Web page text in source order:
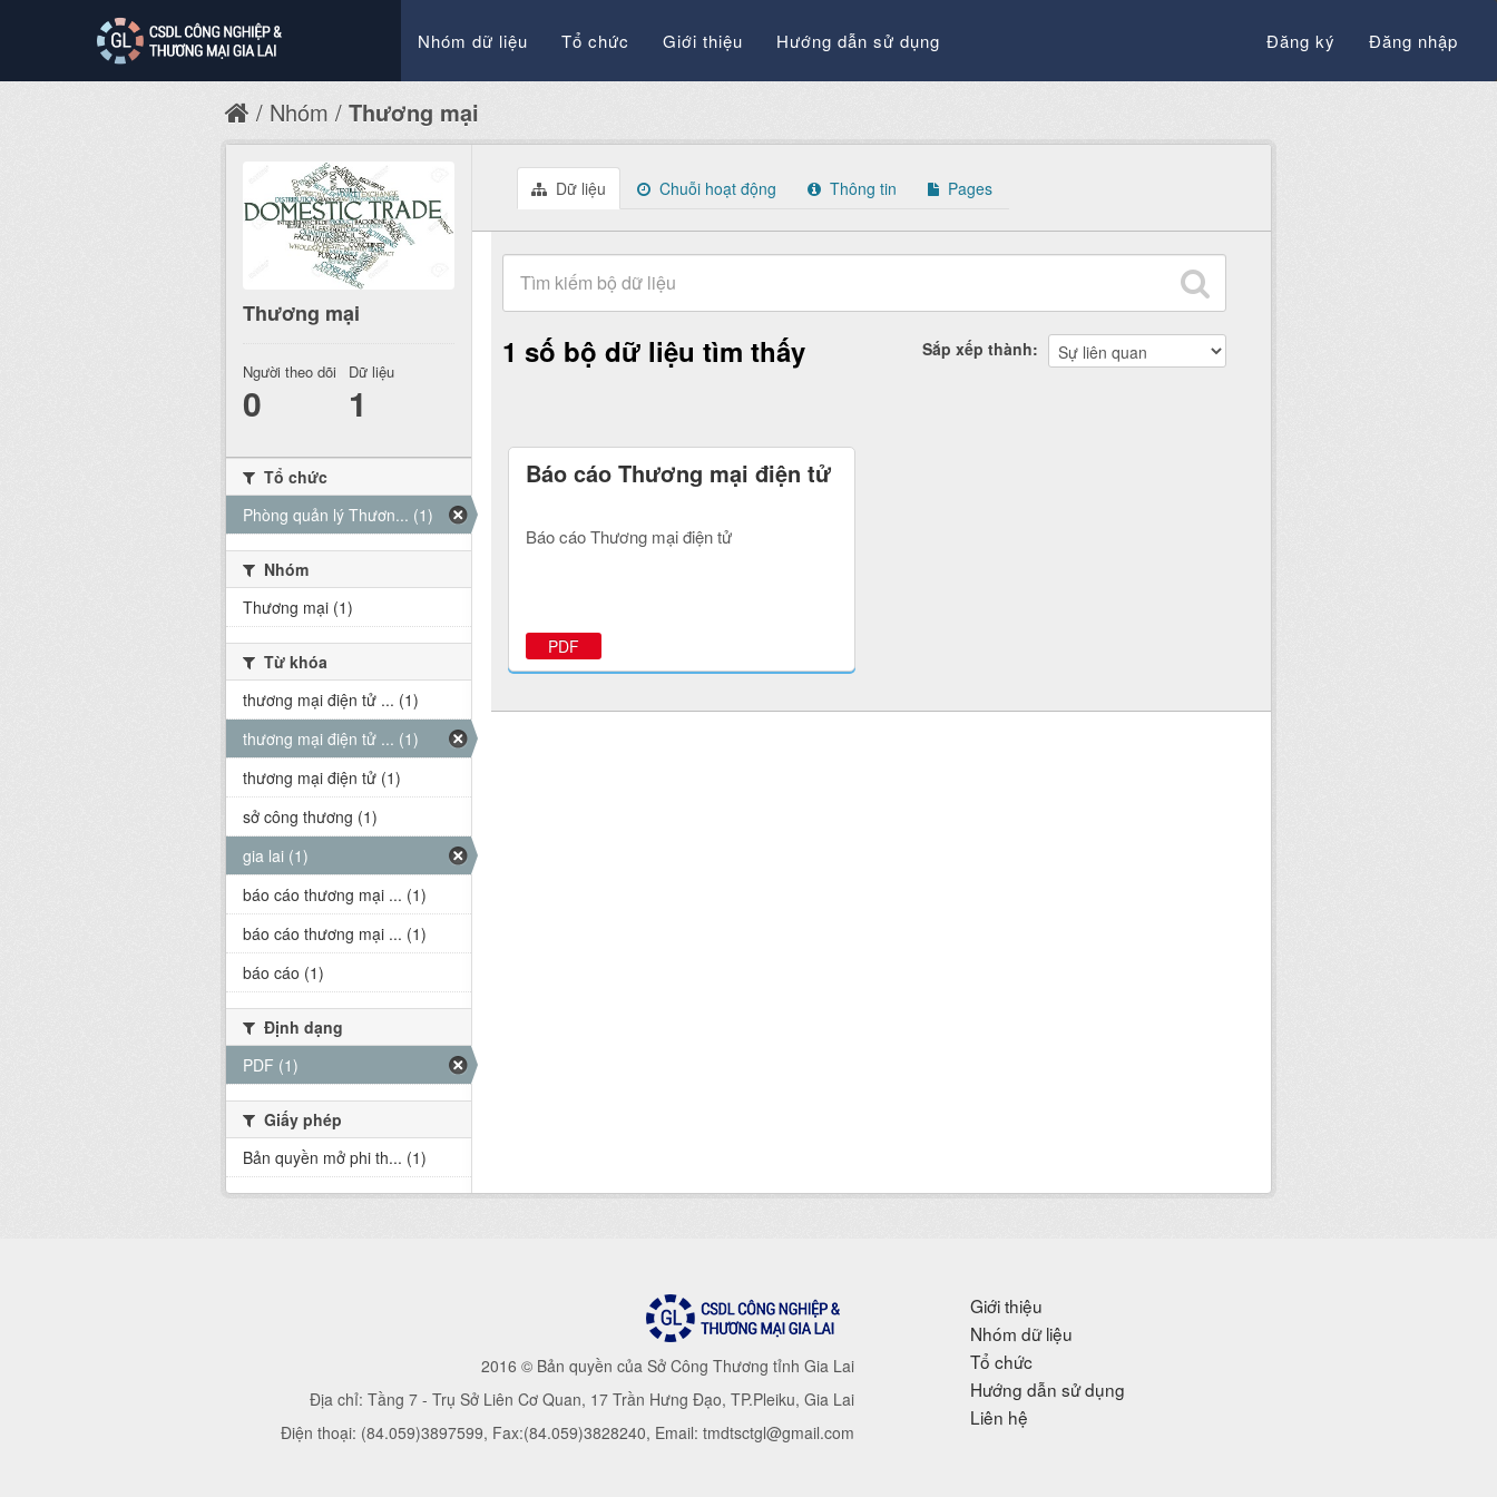
Nhóm dữ liệu Tổ chức Giới thiệu Hướng dẫn sử dụng Đăng ký Đăng nhập
Nhóm Thương mại
Dữ liệu Chuỗi hoạt động Thông tin Pages
Sắp xếp thành
1 số bộ dữ liệu tìm thấy
Báo cáo Thương mại điện tử
Báo cáo Thương mại điện tử
PDF
Thương mại
Người theo dõi
0
Dữ liệu
1
Tổ chức
Phòng quản lý Thươn... (1)
Nhóm
Thương mại (1)
Từ khóa
thương mại điện tử ... (1)
thương mại điện tử ... (1)
thương mại điện tử (1)
sở công thương (1)
gia lai (1)
báo cáo thương mại ... (1)
báo cáo thương mại ... (1)
báo cáo (1)
Định dạng
PDF (1)
Giấy phép
Bản quyền mở phi th... (1)
2016 © Bản quyền của Sở Công Thương tỉnh Gia Lai
Địa chỉ: Tầng 7 - Trụ Sở Liên Cơ Quan, 17 Trần Hưng Đạo, TP.Pleiku, Gia Lai
Điện thoại: (84.059)3897599, Fax:(84.059)3828240, Email: tmdtsctgl@gmail.com
Giới thiệu
Nhóm dữ liệu
Tổ chức
Hướng dẫn sử dụng
Liên hệ